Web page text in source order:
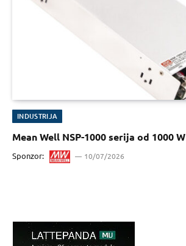
INDUSTRIJA
Mean Well NSP-1000 serija od 1000 W
Sponzor: 10/07/2026